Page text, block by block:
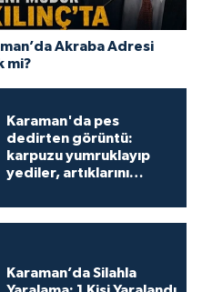
Akraba Adresi
mi?
Karaman'da pes
dedirten görüntü:
karpuzu yumruklayıp
yediler, artıklarını
Karaman’da Silahla